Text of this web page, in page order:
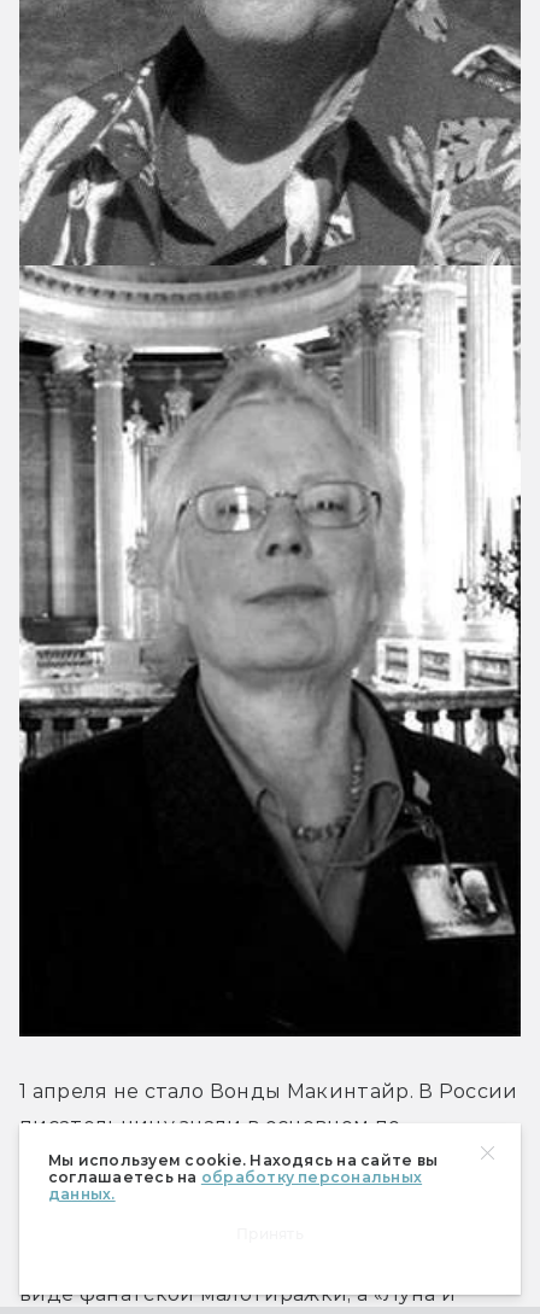
Мы используем cookie. Находясь на сайте вы
соглашаетесь на обработку персональных
данных.
1 апреля не стало Вонды Макинтайр. В России
писательницу знали в основном по
межавторским циклам «Звёздные войны» и
«Звёздный путь», а вот её оригинальные
виде фанатской малотиражки, а «Луна и